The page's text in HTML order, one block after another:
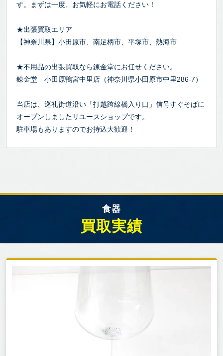
す。まずは一度、お気軽にお電話ください！
★出張買取エリア
【神奈川県】小田原市、南足柄市、平塚市、熱海市
★不用品の出張買取なら錬金堂にお任せください。
錬金堂 小田原鴨宮中里店（神奈川県小田原市中里286-7）
当店は、巡礼街道沿い「打越跨線橋入り口」信号すぐそばに
オープンしましたリユースショップです。
駐車場もありますのでお持込大歓迎！
食器
買取実績